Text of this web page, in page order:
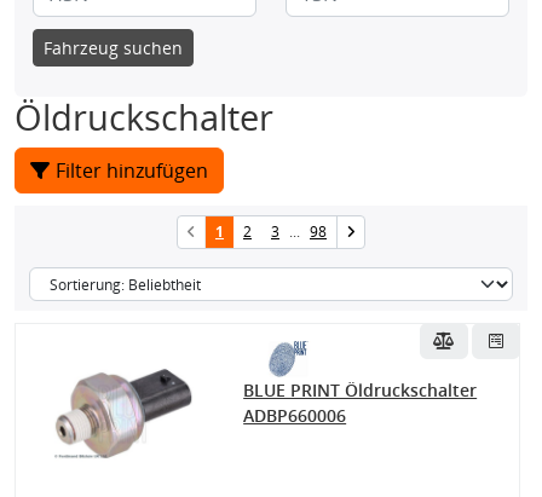
Fahrzeug suchen
Öldruckschalter
Filter hinzufügen
1 2 3 ... 98
BLUE PRINT Öldruckschalter
ADBP660006